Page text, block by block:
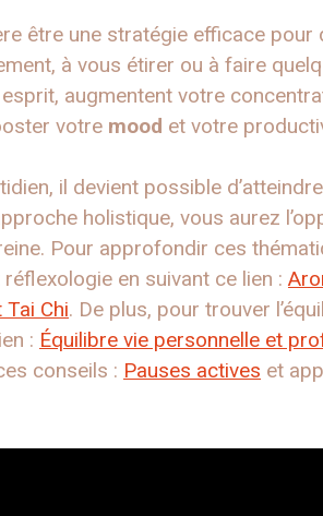
être une stratégie efficace
à vous étirer ou à faire
augmentent votre
votre mood et votre
il devient possible
holistique, vous aurez
Pour approfondir ces
en suivant ce lien :
Chi. De plus, pour trouver
: Équilibre vie personnelle et
conseils : Pauses actives et